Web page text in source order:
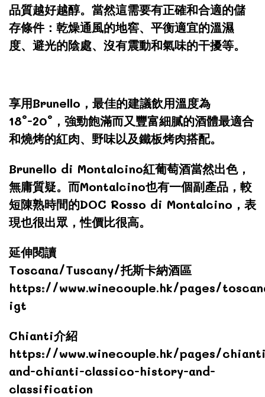
品質越好越醇。當然這需要有正確和合適的儲
存條件：乾燥通風的地窖、平衡適宜的溫濕
度、避光的陰處、沒有震動和氣味的干擾等。
享用Brunello，最佳的建議飲用溫度為
18°-20°，強勁飽滿而又豐富細膩的酒體最適合
和燒烤的紅肉、野味以及鐵板烤肉搭配。
Brunello di Montalcino紅葡萄酒當然出色，
無庸質疑。而Montalcino也有一個副產品，較
短陳熟時間的DOC Rosso di Montalcino，表
現也很出眾，性價比很高。
延伸閱讀
Toscana/Tuscany/托斯卡納酒區
https://www.winecouple.hk/pages/
igt
Chianti介紹
https://www.winecouple.hk/pages/
and-chianti-classico-history-and-
classification